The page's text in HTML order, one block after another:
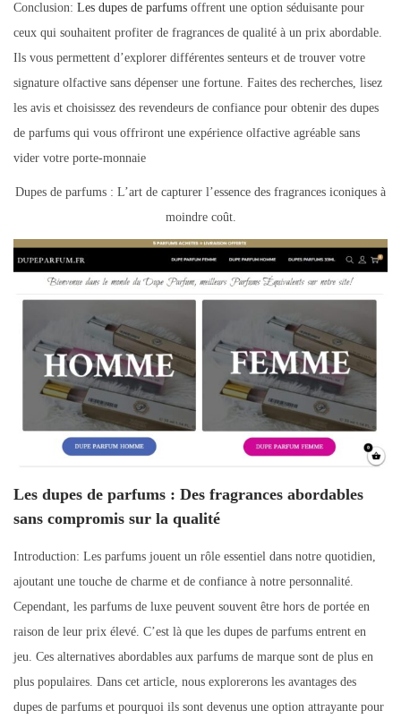
Conclusion: Les dupes de parfums offrent une option séduisante pour
ceux qui souhaitent profiter de fragrances de qualité à un prix abordable.
Ils vous permettent d’explorer différentes senteurs et de trouver votre
signature olfactive sans dépenser une fortune. Faites des recherches, lisez
les avis et choisissez des revendeurs de confiance pour obtenir des dupes
de parfums qui vous offriront une expérience olfactive agréable sans
vider votre porte-monnaie
Dupes de parfums : L’art de capturer l’essence des fragrances iconiques à
moindre coût.
Les dupes de parfums : Des fragrances abordables
sans compromis sur la qualité
Introduction: Les parfums jouent un rôle essentiel dans notre quotidien,
ajoutant une touche de charme et de confiance à notre personnalité.
Cependant, les parfums de luxe peuvent souvent être hors de portée en
raison de leur prix élevé. C’est là que les dupes de parfums entrent en
jeu. Ces alternatives abordables aux parfums de marque sont de plus en
plus populaires. Dans cet article, nous explorerons les avantages des
dupes de parfums et pourquoi ils sont devenus une option attrayante pour